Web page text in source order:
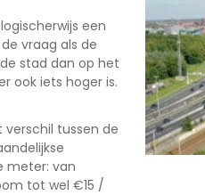
een
vraag als de
stad dan op het
ook iets hoger is.
verschil tussen de
meter: van
tot wel €15 /